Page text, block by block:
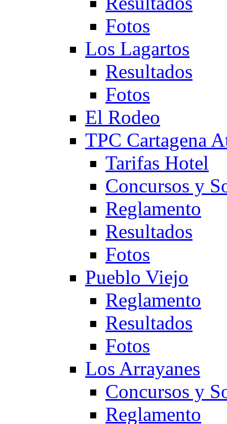
Fotos
Los Lagartos
Resultados
Fotos
El Rodeo
TPC Cartagena
Tarifas Hotel
Concursos y
Reglamento
Resultados
Fotos
Pueblo Viejo
Reglamento
Resultados
Fotos
Los Arrayanes
Concursos y
Reglamento